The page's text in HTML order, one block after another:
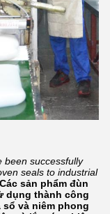
been successfully
seals to industrial
Các sản phẩm đùn
dụng thành công
và niêm phong